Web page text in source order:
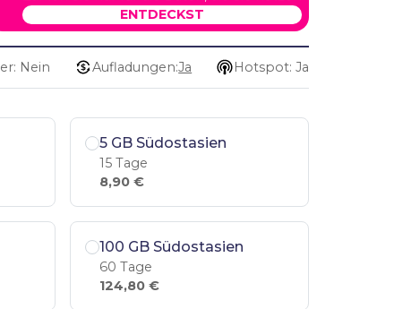
ENTDECKST
Nein Aufladungen:Ja Hotspot: Ja
5 GB Südostasien
15 Tage
8,90 €
100 GB Südostasien
60 Tage
124,80 €